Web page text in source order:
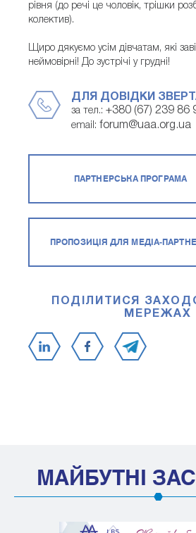
рівня (до речі це чоловік, трішки
колектив).
Щиро дякуємо усім дівчатам, які
неймовірні! До зустрічі у грудні!
ДЛЯ ДОВІДКИ
за тел.: +380 (67) 239 86
email: forum@uaa.org.ua
ПАРТНЕРСЬКА ПРОГРАМА
ПРОПОЗИЦІЯ ДЛЯ МЕДІА-
ПОДІЛИТИСЯ
МЕРЕЖАХ
МАЙБУТНІ